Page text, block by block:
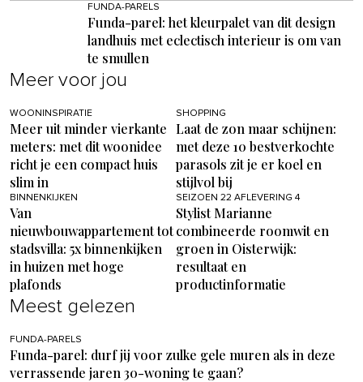
FUNDA-PARELS
Funda-parel: het kleurpalet van dit design
landhuis met eclectisch interieur is om van
te smullen
Meer voor jou
WOONINSPIRATIE
Meer uit minder vierkante
meters: met dit woonidee
richt je een compact huis
slim in
SHOPPING
Laat de zon maar schijnen:
met deze 10 bestverkochte
parasols zit je er koel en
stijlvol bij
BINNENKIJKEN
Van
nieuwbouwappartement tot
stadsvilla: 5x binnenkijken
in huizen met hoge
plafonds
SEIZOEN 22 AFLEVERING 4
Stylist Marianne
combineerde roomwit en
groen in Oisterwijk:
resultaat en
productinformatie
Meest gelezen
FUNDA-PARELS
Funda-parel: durf jij voor zulke gele muren als in deze
verrassende jaren 30-woning te gaan?